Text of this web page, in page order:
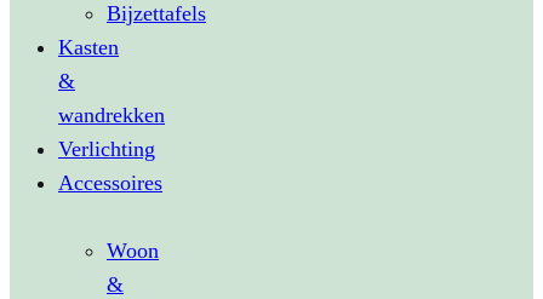
Bijzettafels
Kasten
&
wandrekken
Verlichting
Accessoires
Woon
&